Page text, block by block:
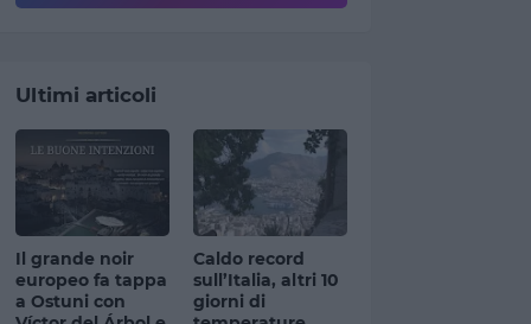
Ultimi articoli
Il grande noir
europeo fa tappa
a Ostuni con
Caldo record
sull’Italia, altri 10
giorni di